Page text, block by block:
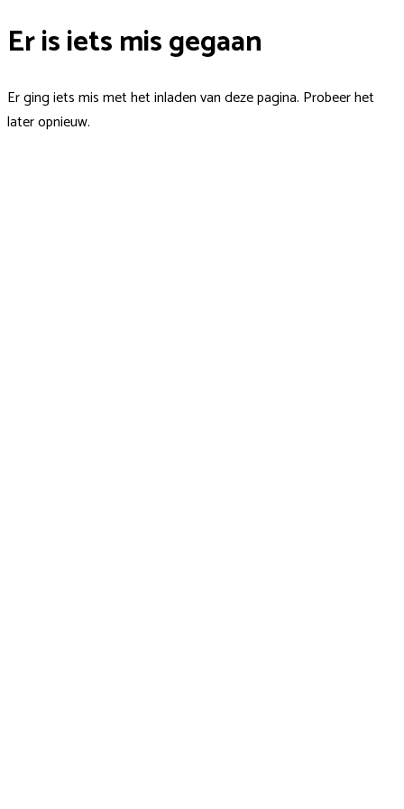
Er is iets mis gegaan
Er ging iets mis met het inladen van deze pagina. Probeer het
later opnieuw.